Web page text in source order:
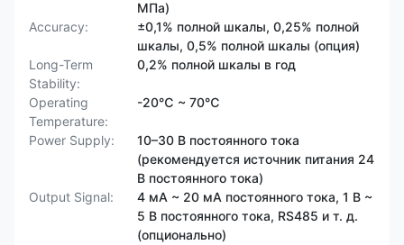
МПа)
Accuracy:
±0,1% полной шкалы, 0,25% полной
шкалы, 0,5% полной шкалы (опция)
Long-Term
Stability:
0,2% полной шкалы в год
Operating
Temperature:
-20℃ ~ 70℃
Power Supply:
10–30 В постоянного тока
(рекомендуется источник питания 24
В постоянного тока)
Output Signal:
4 мА ~ 20 мА постоянного тока, 1 В ~
5 В постоянного тока, RS485 и т. д.
(опционально)